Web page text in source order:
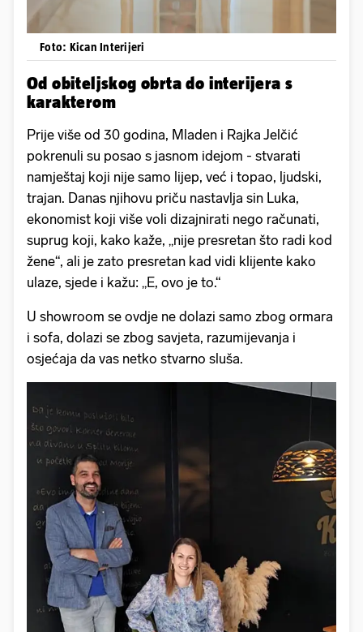
Foto: Kican Interijeri
Od obiteljskog obrta do interijera s
karakterom
Prije više od 30 godina, Mladen i Rajka Jelčić
pokrenuli su posao s jasnom idejom - stvarati
namještaj koji nije samo lijep, već i topao, ljudski,
trajan. Danas njihovu priču nastavlja sin Luka,
ekonomist koji više voli dizajnirati nego računati,
suprug koji, kako kaže, „nije presretan što radi kod
žene“, ali je zato presretan kad vidi klijente kako
ulaze, sjede i kažu: „E, ovo je to.“
U showroom se ovdje ne dolazi samo zbog ormara
i sofa, dolazi se zbog savjeta, razumijevanja i
osjećaja da vas netko stvarno sluša.